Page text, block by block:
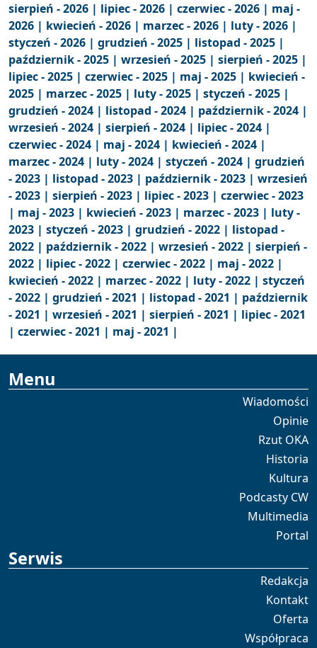
sierpień - 2026 | lipiec - 2026 | czerwiec - 2026 | maj -
2026 | kwiecień - 2026 | marzec - 2026 | luty - 2026 |
styczeń - 2026 | grudzień - 2025 | listopad - 2025 |
październik - 2025 | wrzesień - 2025 | sierpień - 2025 |
lipiec - 2025 | czerwiec - 2025 | maj - 2025 | kwiecień -
2025 | marzec - 2025 | luty - 2025 | styczeń - 2025 |
grudzień - 2024 | listopad - 2024 | październik - 2024 |
wrzesień - 2024 | sierpień - 2024 | lipiec - 2024 |
czerwiec - 2024 | maj - 2024 | kwiecień - 2024 |
marzec - 2024 | luty - 2024 | styczeń - 2024 | grudzień
- 2023 | listopad - 2023 | październik - 2023 | wrzesień
- 2023 | sierpień - 2023 | lipiec - 2023 | czerwiec - 2023
| maj - 2023 | kwiecień - 2023 | marzec - 2023 | luty -
2023 | styczeń - 2023 | grudzień - 2022 | listopad -
2022 | październik - 2022 | wrzesień - 2022 | sierpień -
2022 | lipiec - 2022 | czerwiec - 2022 | maj - 2022 |
kwiecień - 2022 | marzec - 2022 | luty - 2022 | styczeń
- 2022 | grudzień - 2021 | listopad - 2021 | październik
- 2021 | wrzesień - 2021 | sierpień - 2021 | lipiec - 2021
| czerwiec - 2021 | maj - 2021 |
Menu
Wiadomości
Opinie
Rzut OKA
Historia
Kultura
Podcasty CW
Multimedia
Portal
Serwis
Redakcja
Kontakt
Oferta
Współpraca